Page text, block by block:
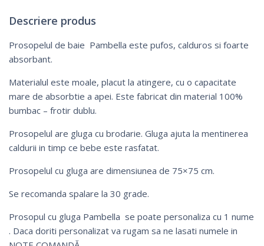
Descriere produs
Prosopelul de baie Pambella este pufos, calduros si foarte
absorbant.
Materialul este moale, placut la atingere, cu o capacitate
mare de absorbtie a apei. Este fabricat din material 100%
bumbac – frotir dublu.
Prosopelul are gluga cu brodarie. Gluga ajuta la mentinerea
caldurii in timp ce bebe este rasfatat.
Prosopelul cu gluga are dimensiunea de 75×75 cm.
Se recomanda spalare la 30 grade.
Prosopul cu gluga Pambella se poate personaliza cu 1 nume
. Daca doriti personalizat va rugam sa ne lasati numele in